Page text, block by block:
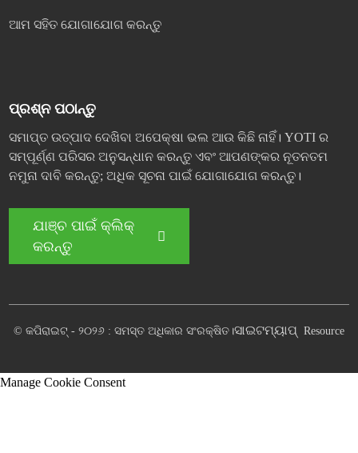
ଆମ ସହିତ ଯୋଗାଯୋଗ କରନ୍ତୁ
ପ୍ରଶ୍ନ ପଠାନ୍ତୁ
ସମାପ୍ତ ଉତ୍ପାଦ ଦେଖିବା ଅପେକ୍ଷା ଭଲ ଆଉ କିଛି ନାହିଁ। YOTI ର
ସମ୍ପୂର୍ଣ୍ଣ ପରିସର ଅନୁସନ୍ଧାନ କରନ୍ତୁ ଏବଂ ଆପଣଙ୍କର ନୂତନତମ
ନମୁନା ଦାବି କରନ୍ତୁ; ଅଧିକ ସୂଚନା ପାଇଁ ଯୋଗାଯୋଗ କରନ୍ତୁ।
ଯାଞ୍ଚ ପାଇଁ କ୍ଲିକ୍
କରନ୍ତୁ
© କପିରାଇଟ୍ - ୨୦୨୬ : ସମସ୍ତ ଅଧିକାର ସଂରକ୍ଷିତ।ସାଇଟମ୍ୟାପ୍ Resource
Manage Cookie Consent